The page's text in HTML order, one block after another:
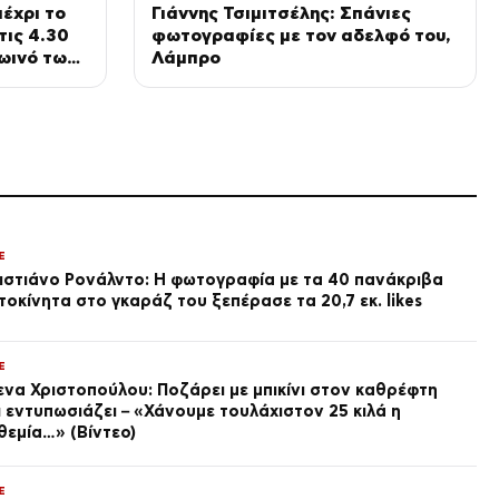
πήραν το ασημένιο μετάλλιο
στο Παγκόσμιο Πρωτάθλημα
κωπηλασίας Εφήβων –
πριν από 1 ώρα
Ο ήχος μιας τριπλής
SPORTS
Μάικλ Τζόρνταν και Ντέιβιντ
ΠΟΛΙΤΙΚΗ
το
4.30
των
Γιάννης Τσιμιτσέλης: Σπάνιες
φωτογραφίες με τον αδελφό του,
Λάμπρο
Ρονάλντο: Η φωτογραφία με τα 40 πανάκριβα
στο γκαράζ του ξεπέρασε τα 20,7 εκ. likes
Χριστοπούλου: Ποζάρει με μπικίνι στον καθρέφτη
εντυπωσιάζει – «Χάνουμε τουλάχιστον 25 κιλά η
(Βίντεο)